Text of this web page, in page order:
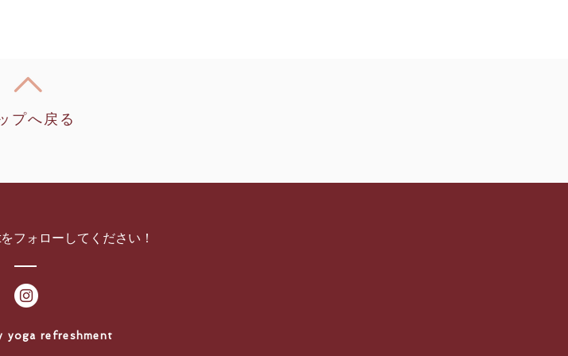
プへ戻る
フォローしてください！
yoga refreshment